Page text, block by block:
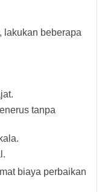
lakukan beberapa
tanpa
biaya perbaikan